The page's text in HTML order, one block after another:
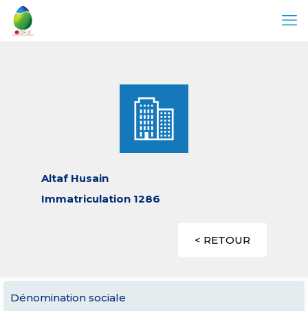
Altaf Husain
Immatriculation 1286
< RETOUR
Dénomination sociale